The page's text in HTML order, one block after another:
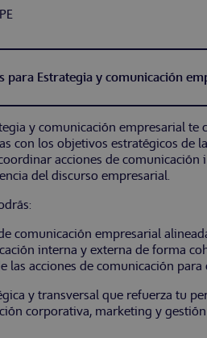
para Estrategia y comunicación
y comunicación empresarial
con los objetivos estratégicos de
acciones de
del discurso empresarial.
comunicación empresarial
interna y externa de forma
las acciones de comunicación
y transversal que refuerza tu
corporativa, marketing y